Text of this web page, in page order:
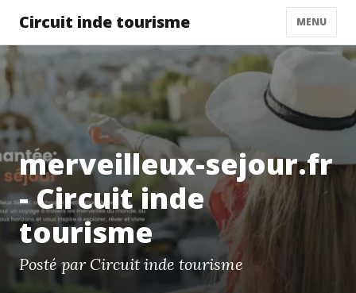
Circuit inde tourisme MENU
merveilleux-sejour.fr
- Circuit inde
tourisme
Posté par Circuit inde tourisme